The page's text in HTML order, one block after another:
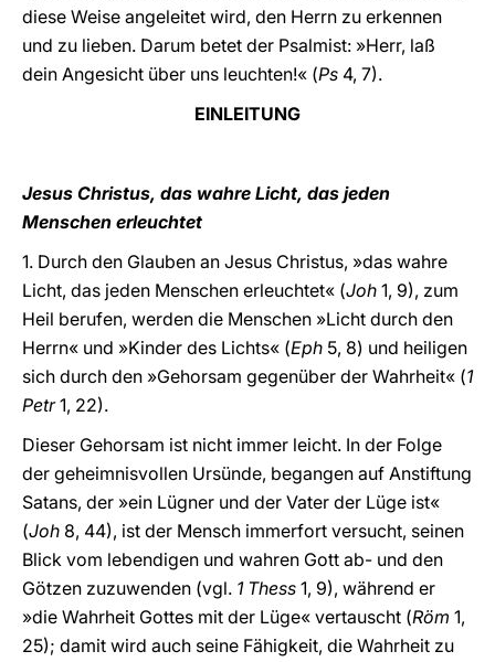
diese Weise angeleitet wird, den Herrn zu erkennen
und zu lieben. Darum betet der Psalmist: »Herr, laß
dein Angesicht über uns leuchten!« (Ps 4, 7).
EINLEITUNG
Jesus Christus, das wahre Licht, das jeden
Menschen erleuchtet
1. Durch den Glauben an Jesus Christus, »das wahre
Licht, das jeden Menschen erleuchtet« (Joh 1, 9), zum
Heil berufen, werden die Menschen »Licht durch den
Herrn« und »Kinder des Lichts« (Eph 5, 8) und heiligen
sich durch den »Gehorsam gegenüber der Wahrheit« (1
Petr1, 22).
Dieser Gehorsam ist nicht immer leicht. In der Folge
der geheimnisvollen Ursünde, begangen auf Anstiftung
Satans, der »ein Lügner und der Vater der Lüge ist«
(Joh 8, 44), ist der Mensch immerfort versucht, seinen
Blick vom lebendigen und wahren Gott ab- und den
Götzen zuzuwenden (vgl. 1 Thess 1, 9), während er
»die Wahrheit Gottes mit der Lüge« vertauscht (Röm 1,
25); damit wird auch seine Fähigkeit, die Wahrheit zu